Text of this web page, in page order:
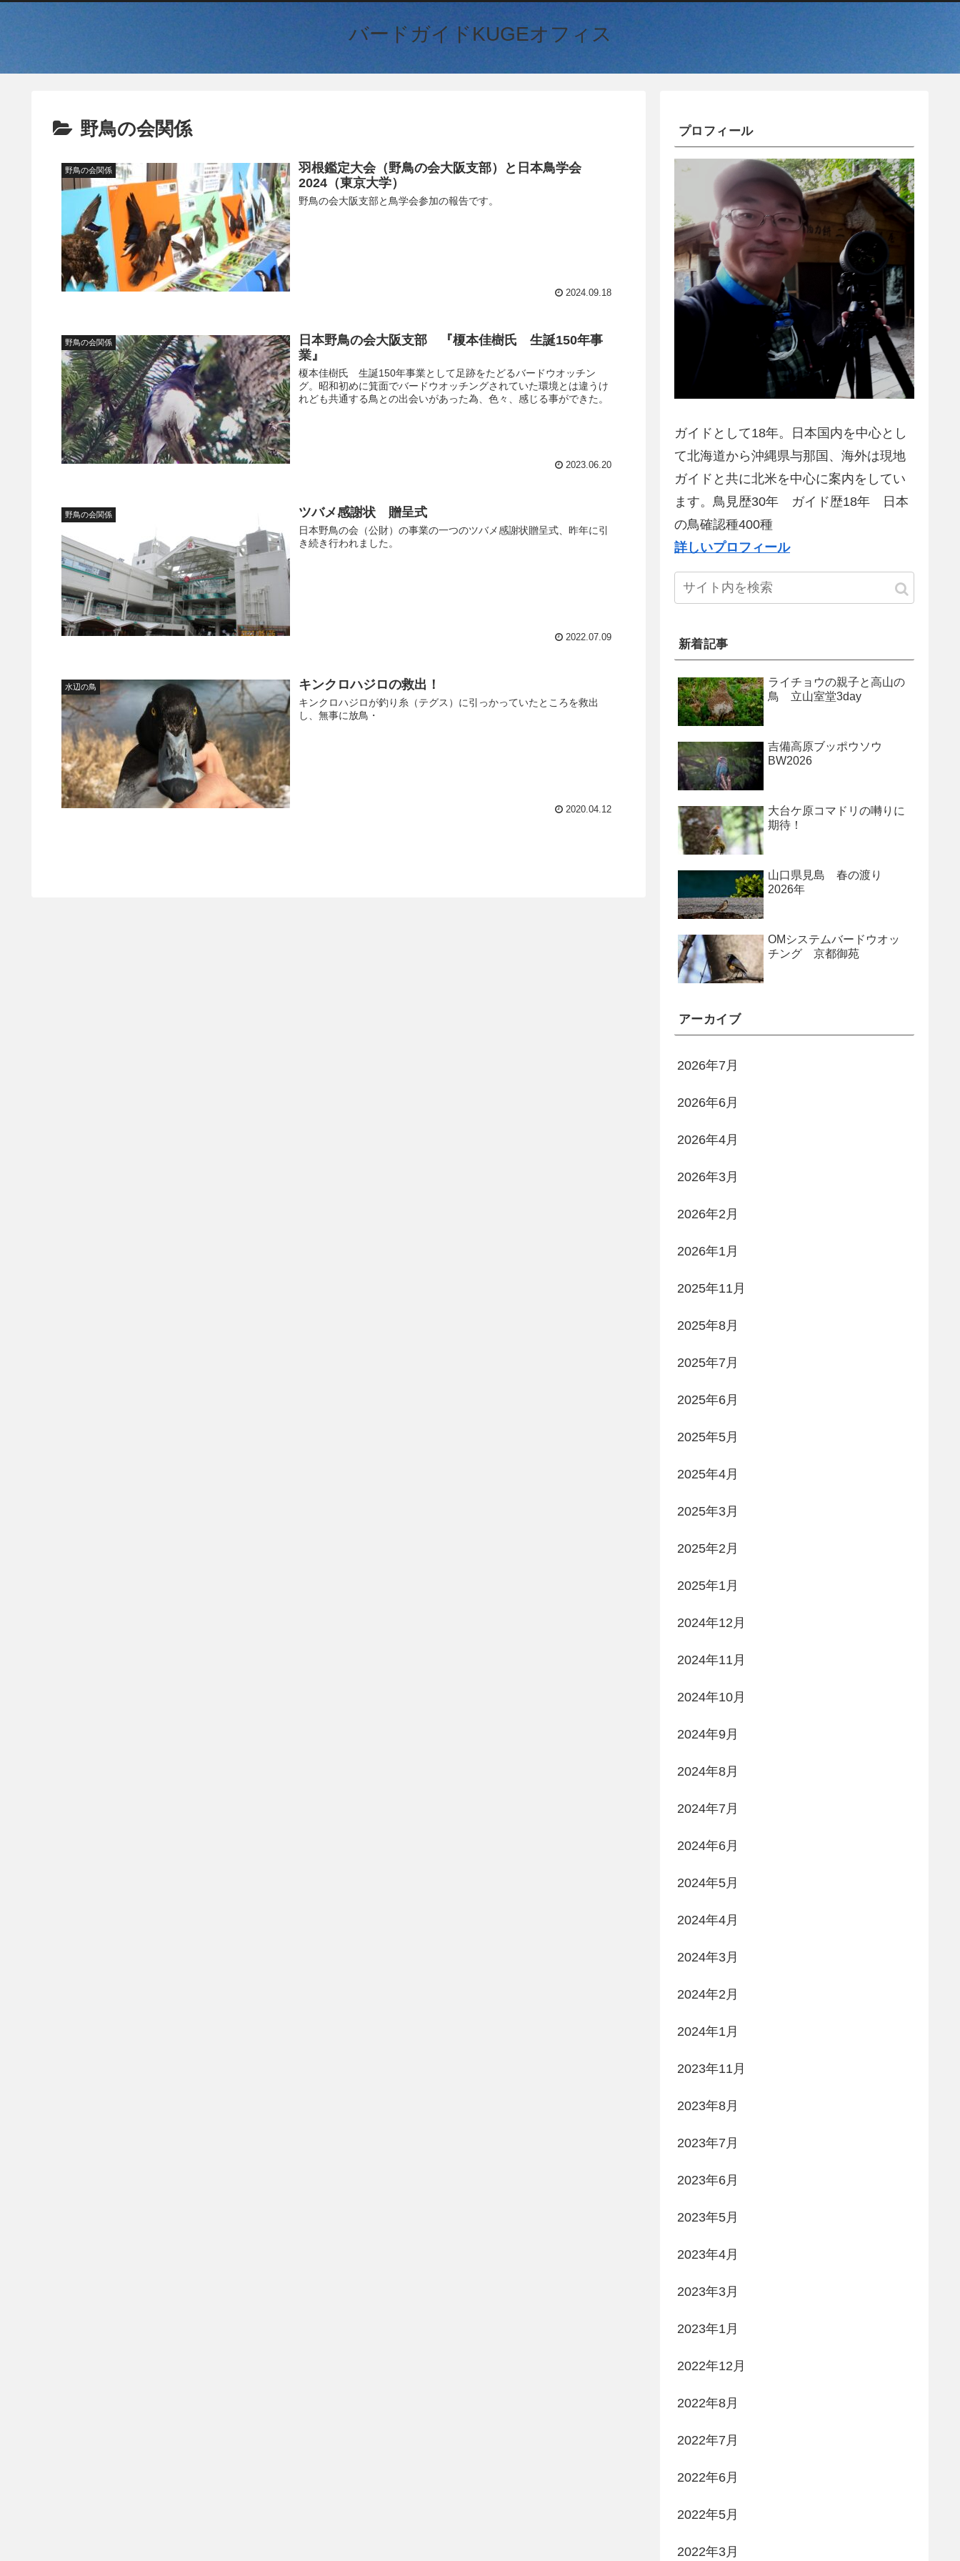
バードガイドKUGEオフィス
野鳥の会関係
野鳥の会関係
羽根鑑定大会（野鳥の会大阪支部）と日本鳥学会
2024（東京大学）
野鳥の会大阪支部と鳥学会参加の報告です。
2024.09.18
野鳥の会関係
日本野鳥の会大阪支部 『榎本佳樹氏 生誕150年事
業』
榎本佳樹氏 生誕150年事業として足跡をたどるバードウオッチン
グ。昭和初めに箕面でバードウオッチングされていた環境とは違うけ
れども共通する鳥との出会いがあった為、色々、感じる事ができた。
2023.06.20
野鳥の会関係 ツバメ感謝状 贈呈式
日本野鳥の会（公財）の事業の一つのツバメ感謝状贈呈式、昨年に引
き続き行われました。
2022.07.09
水辺の鳥 キンクロハジロの救出！
キンクロハジロが釣り糸（テグス）に引っかっていたところを救出
し、無事に放鳥・
2020.04.12
プロフィール
ガイドとして18年。日本国内を中心とし
て北海道から沖縄県与那国、海外は現地
ガイドと共に北米を中心に案内をしてい
ます。鳥見歴30年 ガイド歴18年 日本
の鳥確認種400種
詳しいプロフィール
新着記事
ライチョウの親子と高山の
鳥 立山室堂3day
吉備高原ブッポウソウ
BW2026
大台ケ原コマドリの囀りに
期待！
山口県見島 春の渡り
2026年
OMシステムバードウオッ
チング 京都御苑
アーカイブ
2026年7月
2026年6月
2026年4月
2026年3月
2026年2月
2026年1月
2025年11月
2025年8月
2025年7月
2025年6月
2025年5月
2025年4月
2025年3月
2025年2月
2025年1月
2024年12月
2024年11月
2024年10月
2024年9月
2024年8月
2024年7月
2024年6月
2024年5月
2024年4月
2024年3月
2024年2月
2024年1月
2023年11月
2023年8月
2023年7月
2023年6月
2023年5月
2023年4月
2023年3月
2023年1月
2022年12月
2022年8月
2022年7月
2022年6月
2022年5月
2022年3月